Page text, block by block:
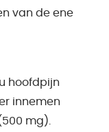
van de ene
hoofdpijn
innemen
mg).